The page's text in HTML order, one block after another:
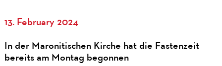
13. February 2024
In der Maronitischen Kirche hat die Fastenzeit
bereits am Montag begonnen